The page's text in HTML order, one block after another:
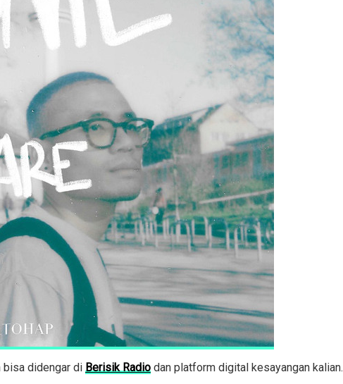
bisa didengar di Berisik Radio dan platform digital kesayangan kalian.